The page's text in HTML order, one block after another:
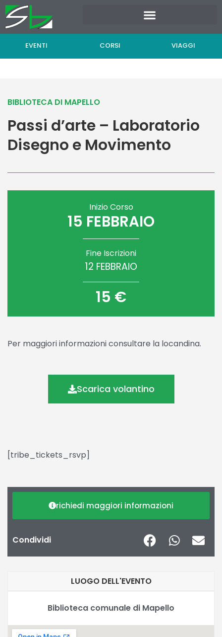
Vai
al
contenuto
EVENTI CORSI VIAGGI
BIBLIOTECA DI MAPELLO
Passi d’arte – Laboratorio
Disegno e Movimento
Inizio Corso
15 FEBBRAIO
Fine Iscrizioni
12 FEBBRAIO
15 €
Per maggiori informazioni consultare la locandina.
Scarica volantino
[tribe_tickets_rsvp]
richiedi maggiori informazioni
Condividi
LUOGO DELL'EVENTO
Biblioteca comunale di Mapello